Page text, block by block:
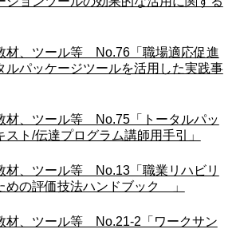
材、ツール等 No.76「職場適応促進
ルパッケージツールを活用した実践事
材、ツール等 No.75「トータルパッ
ト/伝達プログラム講師用手引」
材、ツール等 No.13「職業リハビリ
めの評価技法ハンドブック 」
材、ツール等 No.21-2「ワークサン